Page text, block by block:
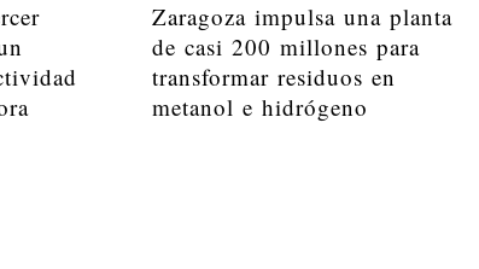
Zaragoza impulsa una planta
de casi 200 millones para
transformar residuos en
metanol e hidrógeno